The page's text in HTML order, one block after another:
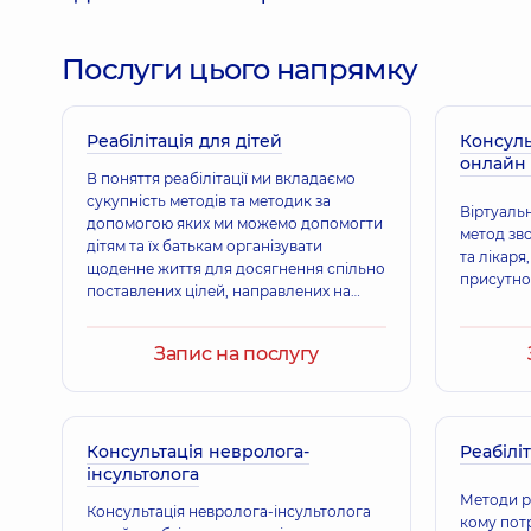
Грабова Алла Анатоліївна
Власенко Ярослав Юрійович
Лікар загальної практики - сімейний лікар;
Послуги цього напрямку
Реабілітація для дітей
В поняття реабілітації ми вкладаємо
сукупність методів та методик за
допомогою яких ми можемо допомогти
дітям та їх батькам організувати
щоденне життя для досягнення спільно
поставлених цілей, направлених на
Запис на послугу
онлайн
метод
та
Консультація невролога-
інсультолога
Консультація невролога-інсультолога
Методи
кому